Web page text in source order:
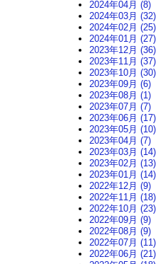
2024年04月 (8)
2024年03月 (32)
2024年02月 (25)
2024年01月 (27)
2023年12月 (36)
2023年11月 (37)
2023年10月 (30)
2023年09月 (6)
2023年08月 (1)
2023年07月 (7)
2023年06月 (17)
2023年05月 (10)
2023年04月 (7)
2023年03月 (14)
2023年02月 (13)
2023年01月 (14)
2022年12月 (9)
2022年11月 (18)
2022年10月 (23)
2022年09月 (9)
2022年08月 (9)
2022年07月 (11)
2022年06月 (21)